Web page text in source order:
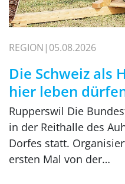
REGION 05.08.2026
Die Schweiz als
hier leben
Rupperswil Die
in der Reithalle des
Dorfes statt.
ersten Mal von der…